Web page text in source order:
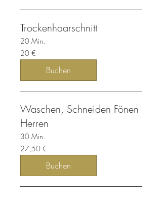
Trockenhaarschnitt
20 Min.
20
Euro
20 €
Buchen
Waschen, Schneiden Fönen
Herren
30 Min.
27,50
Euro
27,50 €
Buchen